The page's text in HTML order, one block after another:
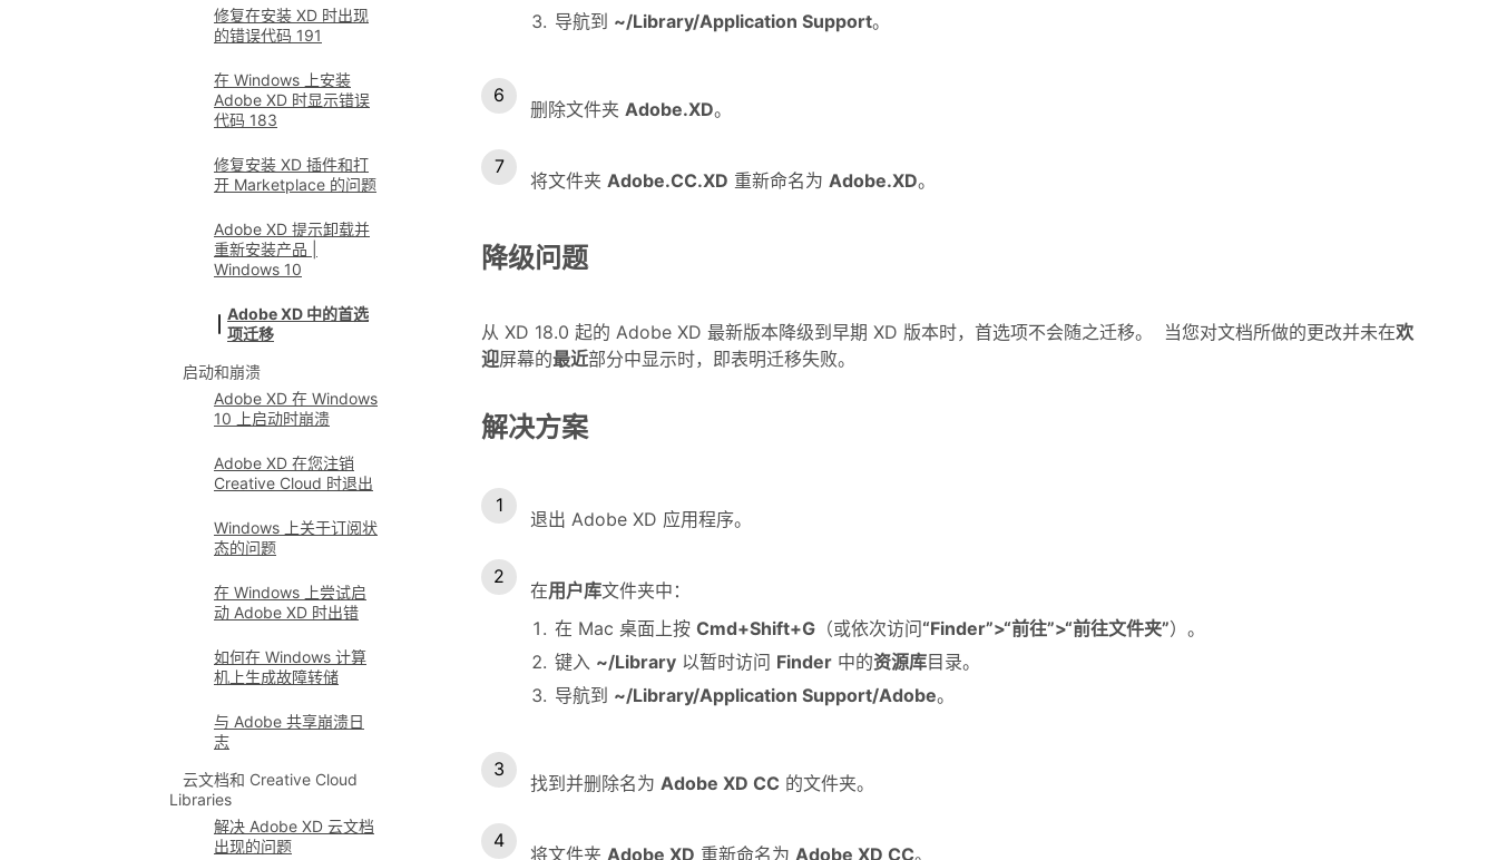
修复在安装 XD 时出现
的错误代码 191
在 Windows 上安装
Adobe XD 时显示错误
代码 183
修复安装 XD 插件和打
开 Marketplace 的问题
Adobe XD 提示卸载并
重新安装产品 |
Windows 10
Adobe XD 中的首选
项迁移
启动和崩溃
Adobe XD 在 Windows
10 上启动时崩溃
Adobe XD 在您注销
Creative Cloud 时退出
Windows 上关于订阅状
态的问题
在 Windows 上尝试启
动 Adobe XD 时出错
如何在 Windows 计算
机上生成故障转储
与 Adobe 共享崩溃日
志
云文档和 Creative Cloud
Libraries
解决 Adobe XD 云文档
出现的问题
导航到 ~/Library/Application Support。
删除文件夹 Adobe.XD。
将文件夹 Adobe.CC.XD 重新命名为 Adobe.XD。
降级问题
从 XD 18.0 起的 Adobe XD 最新版本降级到早期 XD 版本时，首选项不会随之迁移。 当您对文档所做的更改并未在欢
迎屏幕的最近部分中显示时，即表明迁移失败。
解决方案
退出 Adobe XD 应用程序。
在用户库文件夹中：
在 Mac 桌面上按 Cmd+Shift+G （或依次访问“Finder”>“前往”>“前往文件夹”）。
键入 ~/Library 以暂时访问 Finder 中的资源库目录。
导航到 ~/Library/Application Support/Adobe。
找到并删除名为 Adobe XD CC 的文件夹。
将文件夹 Adobe XD 重新命名为 Adobe XD CC。